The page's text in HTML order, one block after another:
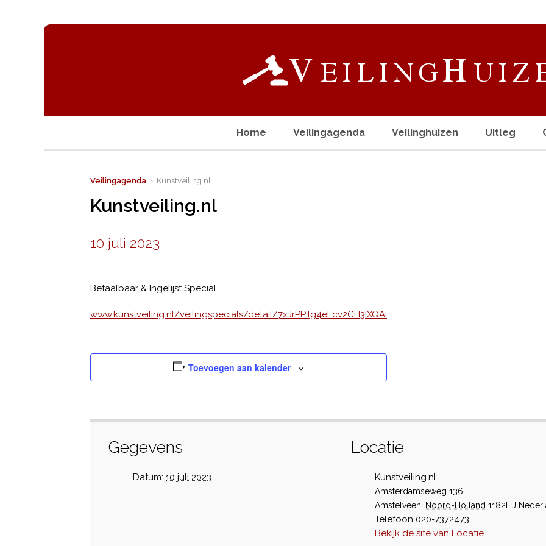
Home Veilingagenda Veilinghuizen Uitleg
Veilingagenda › Kunstveiling.nl
Kunstveiling.nl
10 juli 2023
Betaalbaar & Ingelijst Special
www.kunstveiling.nl/veilingspecials/detail/7xJrPPTg4eFcv2CH3IXQAi
Toevoegen aan kalender
Gegevens
Datum: 10 juli 2023
Locatie
Kunstveiling.nl
Amsterdamseweg 136
Amstelveen
Noord-Holland 1182HJ
Telefoon 020-7372473
Bekijk de site van Locatie